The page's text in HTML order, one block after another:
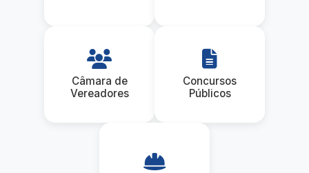
Câmara de
Vereadores
Concursos
Públicos